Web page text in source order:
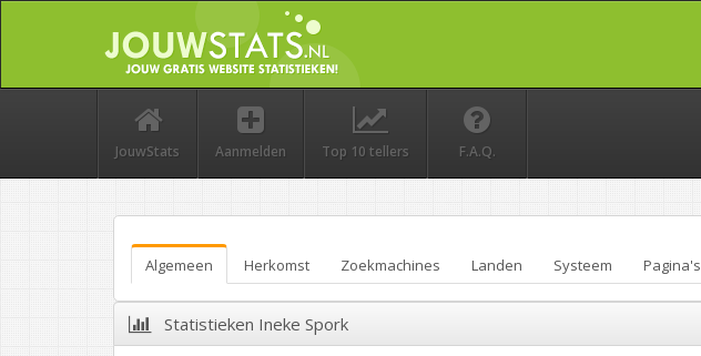
JouwStats Aanmelden Top 10 tellers F.A.Q.
Algemeen Herkomst Zoekmachines Landen Systeem Pagina's
Statistieken Ineke Spork